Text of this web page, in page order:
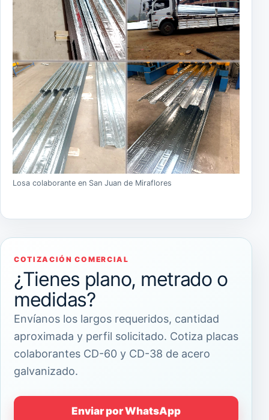
Losa colaborante en San Juan de Miraflores
COTIZACIÓN COMERCIAL
¿Tienes plano, metrado o
medidas?
Envíanos los largos requeridos, cantidad
aproximada y perfil solicitado. Cotiza placas
colaborantes CD-60 y CD-38 de acero
galvanizado.
Enviar por WhatsApp